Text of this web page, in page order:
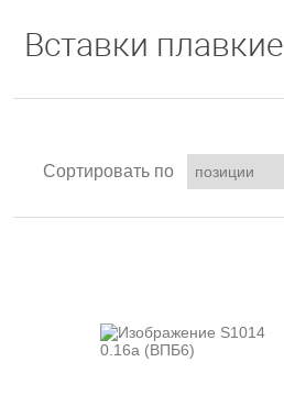
Вставки плавкие
Сортировать по